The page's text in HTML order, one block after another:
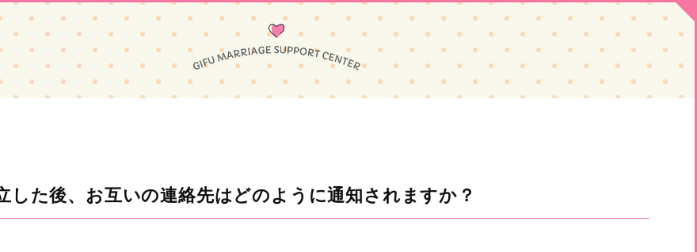
した後、お互いの連絡先はどのように通知されますか？